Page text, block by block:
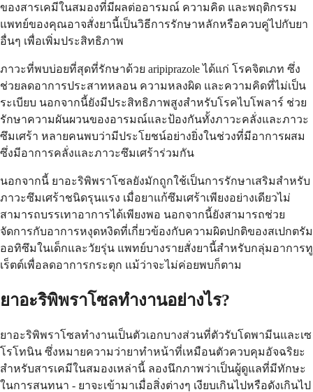
ของสารเคมีในสมองที่มีผลต่ออารมณ์ ความคิด และพฤติกรรม
แพทย์ของคุณอาจสั่งยานี้เป็นวิธีการรักษาหลักหรือควบคู่ไปกับยา
อื่นๆ เพื่อเพิ่มประสิทธิภาพ
ภาวะที่พบบ่อยที่สุดที่รักษาด้วย aripiprazole ได้แก่ โรคจิตเภท ซึ่ง
ช่วยลดอาการประสาทหลอน ความหลงผิด และความคิดที่ไม่เป็น
ระเบียบ นอกจากนี้ยังมีประสิทธิภาพสูงสำหรับโรคไบโพลาร์ ช่วย
รักษาความผันผวนของอารมณ์และป้องกันทั้งภาวะคลั่งและภาวะ
ซึมเศร้า หลายคนพบว่ามีประโยชน์อย่างยิ่งในช่วงที่มีอาการผสม
ซึ่งมีอาการคลั่งและภาวะซึมเศร้าร่วมกัน
นอกจากนี้ ยาอะริพิพราโซลยังมักถูกใช้เป็นการรักษาเสริมสำหรับ
ภาวะซึมเศร้าชนิดรุนแรง เมื่อยาแก้ซึมเศร้าเพียงอย่างเดียวไม่
สามารถบรรเทาอาการได้เพียงพอ นอกจากนี้ยังสามารถช่วย
จัดการกับอาการหงุดหงิดที่เกี่ยวข้องกับความผิดปกติของสเปกตรัม
ออทิซึมในเด็กและวัยรุ่น แพทย์บางรายสั่งยานี้สำหรับกลุ่มอาการทู
เร็ตต์เพื่อลดอาการกระตุก แม้ว่าจะไม่ค่อยพบก็ตาม
ยาอะริพิพราโซลทำงานอย่างไร?
ยาอะริพิพราโซลทำงานเป็นตัวเอกบางส่วนที่ตัวรับโดพามีนและเซ
โรโทนิน ซึ่งหมายความว่ายาทำหน้าที่เหมือนตัวควบคุมอัจฉริยะ
สำหรับสารเคมีในสมองเหล่านี้ ลองนึกภาพว่าเป็นผู้ดูแลที่มีทักษะ
ในการสนทนา - ยาจะเข้ามาเมื่อสิ่งต่างๆ เงียบเกินไปหรือดังเกินไป